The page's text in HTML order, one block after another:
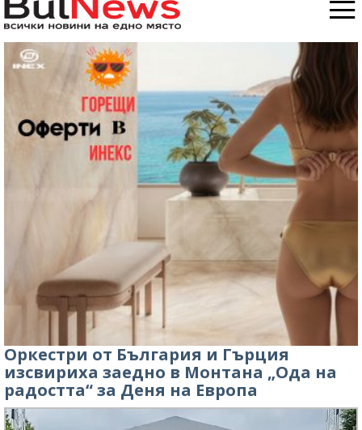
Оркестри от България и Гърция
изсвириха заедно в Монтана „Ода на
радостта“ за Деня на Европа